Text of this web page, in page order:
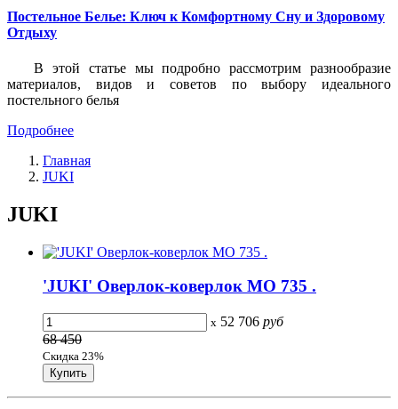
Постельное Белье: Ключ к Комфортному Сну и Здоровому
Отдыху
В этой статье мы подробно рассмотрим разнообразие
материалов, видов и советов по выбору идеального
постельного белья
Подробнее
Главная
JUKI
JUKI
'JUKI' Оверлок-коверлок MO 735 .
x 52 706 руб
68 450
Скидка 23%